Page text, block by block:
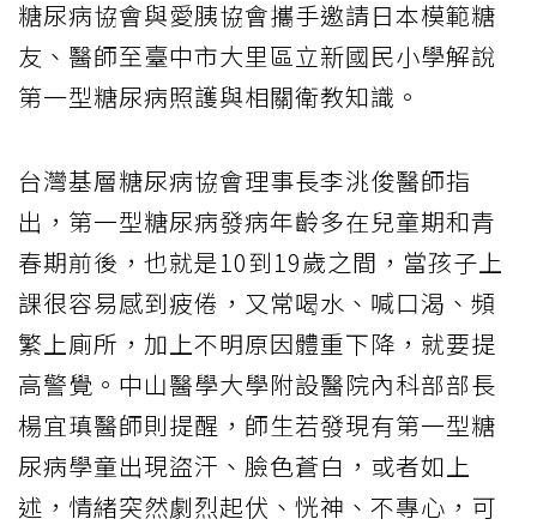
糖尿病協會與愛胰協會攜手邀請日本模範糖
友、醫師至臺中市大里區立新國民小學解說
第一型糖尿病照護與相關衛教知識。
台灣基層糖尿病協會理事長李洮俊醫師指
出，第一型糖尿病發病年齡多在兒童期和青
春期前後，也就是10到19歲之間，當孩子上
課很容易感到疲倦，又常喝水、喊口渴、頻
繁上廁所，加上不明原因體重下降，就要提
高警覺。中山醫學大學附設醫院內科部部長
楊宜瑱醫師則提醒，師生若發現有第一型糖
尿病學童出現盜汗、臉色蒼白，或者如上
述，情緒突然劇烈起伏、恍神、不專心，可